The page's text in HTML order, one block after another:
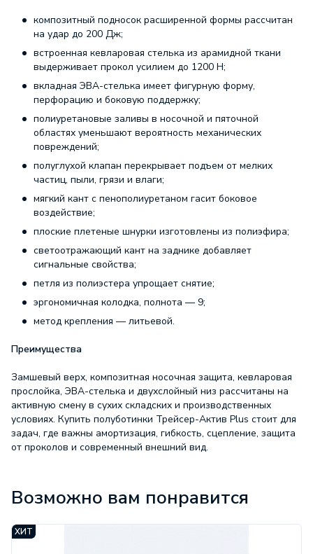
композитный подносок расширенной формы рассчитан
на удар до 200 Дж;
встроенная кевларовая стелька из арамидной ткани
выдерживает прокол усилием до 1200 Н;
вкладная ЭВА-стелька имеет фигурную форму,
перфорацию и боковую поддержку;
полиуретановые заливы в носочной и пяточной
областях уменьшают вероятность механических
повреждений;
полуглухой клапан перекрывает подъем от мелких
частиц, пыли, грязи и влаги;
мягкий кант с пенополиуретаном гасит боковое
воздействие;
плоские плетеные шнурки изготовлены из полиэфира;
светоотражающий кант на заднике добавляет
сигнальные свойства;
петля из полиэстера упрощает снятие;
эргономичная колодка, полнота — 9;
метод крепления — литьевой.
Преимущества
Замшевый верх, композитная носочная защита, кевларовая
прослойка, ЭВА-стелька и двухслойный низ рассчитаны на
активную смену в сухих складских и производственных
условиях. Купить полуботинки Трейсер-Актив Plus стоит для
задач, где важны амортизация, гибкость, сцепление, защита
от проколов и современный внешний вид.
Бренд: Трейсер
Ожидание:
Возможно вам понравится
ХИТ